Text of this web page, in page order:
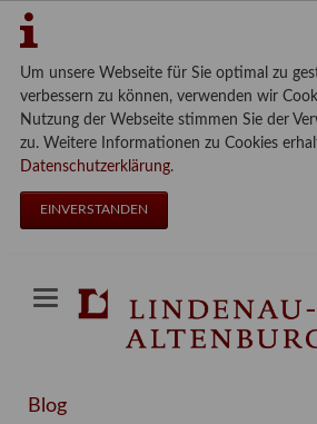
Um unsere Webseite für Sie optimal zu
verbessern zu können, verwenden wir
Nutzung der Webseite stimmen Sie der
zu. Weitere Informationen zu Cookies
Datenschutzerklärung.
EINVERSTANDEN
Blog